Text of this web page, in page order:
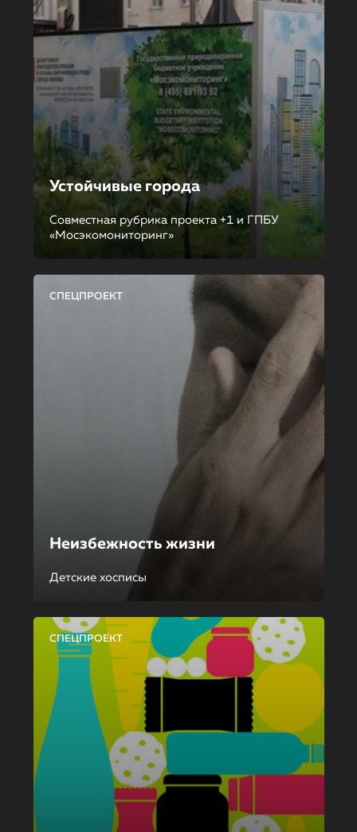
Устойчивые города
Совместная рубрика проекта +1 и ГПБУ
«Мосэкомониторинг»
СПЕЦПРОЕКТ
Неизбежность жизни
Детские хосписы
СПЕЦПРОЕКТ